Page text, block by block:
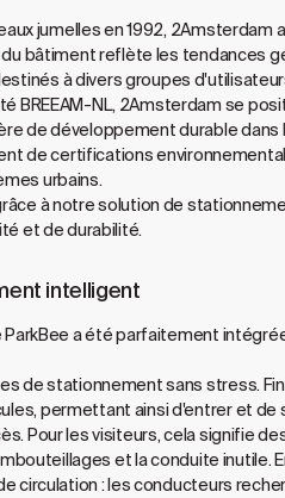
jumelles en 1992,
bâtiment reflète les tendances
à divers groupes
BREEAM-NL, 2Amsterdam se
de développement durable
de certifications
urbains.
à notre solution de
et de durabilité.
intelligent
a été parfaitement
de stationnement sans stress.
permettant ainsi d'entrer et
Pour les visiteurs, cela signifie
et la conduite
circulation : les conducteurs